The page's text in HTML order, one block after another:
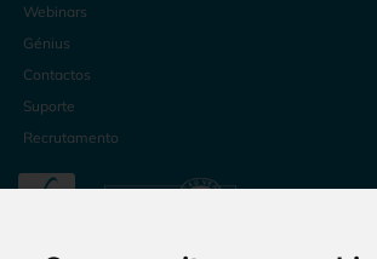
Webinars
Génius
Contactos
Suporte
Recrutamento